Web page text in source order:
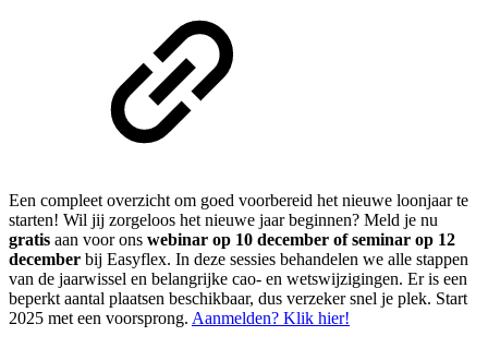
Een compleet overzicht om goed voorbereid het nieuwe loonjaar te
starten! Wil jij zorgeloos het nieuwe jaar beginnen? Meld je nu
gratis aan voor ons webinar op 10 december of seminar op 12
december bij Easyflex. In deze sessies behandelen we alle stappen
van de jaarwissel en belangrijke cao- en wetswijzigingen. Er is een
beperkt aantal plaatsen beschikbaar, dus verzeker snel je plek. Start
2025 met een voorsprong. Aanmelden? Klik hier!